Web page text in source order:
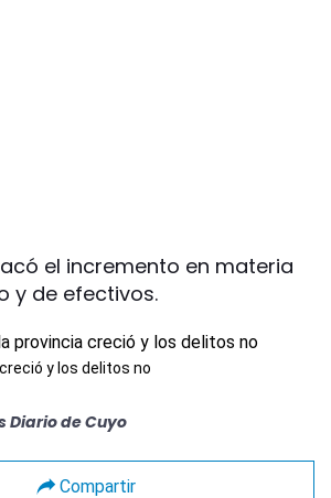
el incremento en materia
y de efectivos.
y los delitos no
Diario de Cuyo
Compartir